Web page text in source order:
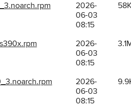
2026-
06-03
08:15
2026-
06-03
08:15
2026-
06-03
08:15